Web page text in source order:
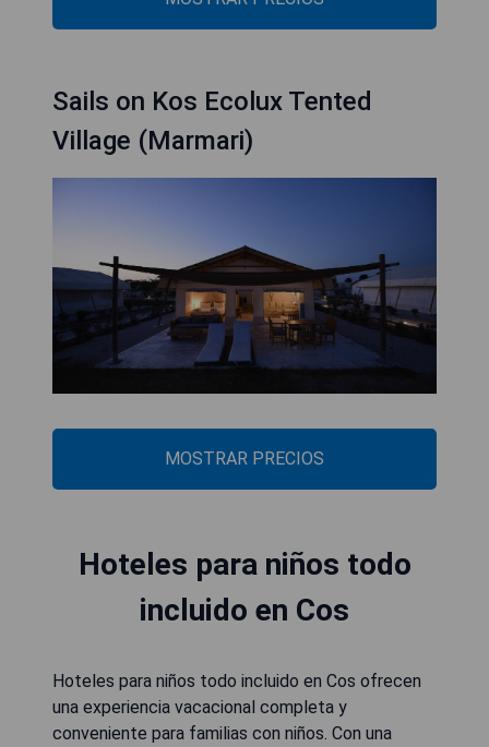
Sails on Kos Ecolux Tented
Village (Marmari)
MOSTRAR PRECIOS
Hoteles para niños todo
incluido en Cos
Hoteles para niños todo incluido en Cos ofrecen
una experiencia vacacional completa y
conveniente para familias con niños. Con una